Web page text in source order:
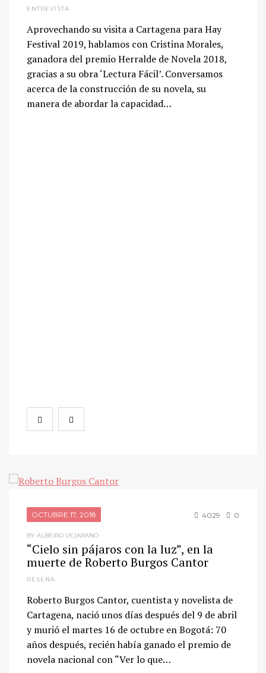
ENTREVISTA
Aprovechando su visita a Cartagena para Hay
Festival 2019, hablamos con Cristina Morales,
ganadora del premio Herralde de Novela 2018,
gracias a su obra ‘Lectura Fácil’. Conversamos
acerca de la construcción de su novela, su
manera de abordar la capacidad…
OCTUBRE 17, 2018 4029 0
BY ALBEIRO VEJARANO
“Cielo sin pájaros con la luz”, en la
muerte de Roberto Burgos Cantor
RESEÑA
Roberto Burgos Cantor, cuentista y novelista de
Cartagena, nació unos días después del 9 de abril
y murió el martes 16 de octubre en Bogotá: 70
años después, recién había ganado el premio de
novela nacional con “Ver lo que…